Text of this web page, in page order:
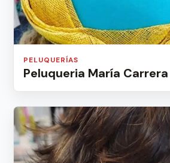
PELUQUERÍAS
Peluqueria María Carrera